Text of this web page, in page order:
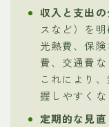
収入と支出の
スなど）を
光熱費、保
費、交通費
これにより
握しやすくな
定期的な見直